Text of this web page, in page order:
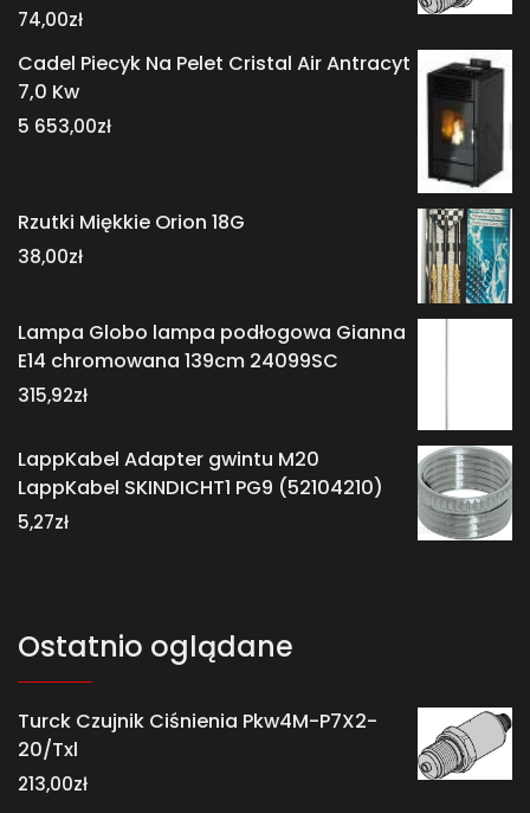
74,00zł
Cadel Piecyk Na Pelet Cristal Air Antracyt
7,0 Kw
5 653,00zł
Rzutki Miękkie Orion 18G
38,00zł
Lampa Globo lampa podłogowa Gianna
E14 chromowana 139cm 24099SC
315,92zł
LappKabel Adapter gwintu M20
LappKabel SKINDICHT1 PG9 (52104210)
5,27zł
Ostatnio oglądane
Turck Czujnik Ciśnienia Pkw4M-P7X2-
20/Txl
213,00zł